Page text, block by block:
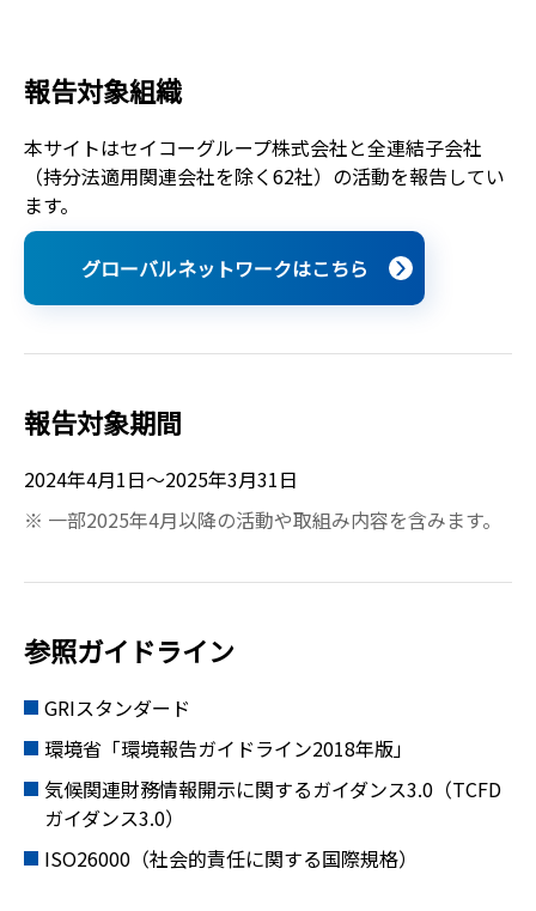
報告対象組織
本サイトはセイコーグループ株式会社と全連結子会社
（持分法適用関連会社を除く62社）の活動を報告してい
ます。
グローバルネットワークはこちら
報告対象期間
2024年4月1日～2025年3月31日
※ 一部2025年4月以降の活動や取組み内容を含みます。
参照ガイドライン
GRIスタンダード
環境省「環境報告ガイドライン2018年版」
気候関連財務情報開示に関するガイダンス3.0（TCFD
ガイダンス3.0）
ISO26000（社会的責任に関する国際規格）